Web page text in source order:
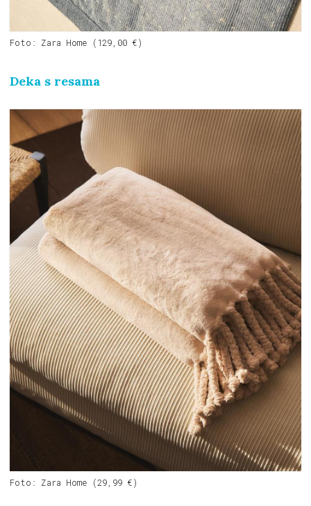
Foto: Zara Home (129,00 €)
Deka s resama
Foto: Zara Home (29,99 €)